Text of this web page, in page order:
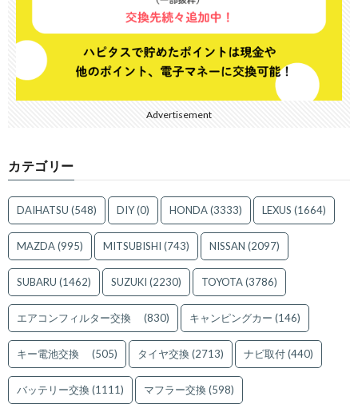
Advertisement
カテゴリー
DAIHATSU (548) DIY(0) HONDA(3333) LEXUS (1664)
MAZDA(995) MITSUBISHI (743) NISSAN (2097)
SUBARU (1462) SUZUKI (2230) TOYOTA(3786)
エアコンフィルター交換 (830) キャンピングカー (146)
キー電池交換 (505) タイヤ交換(2713) ナビ取付(440)
バッテリー交換(1111) マフラー交換(598)